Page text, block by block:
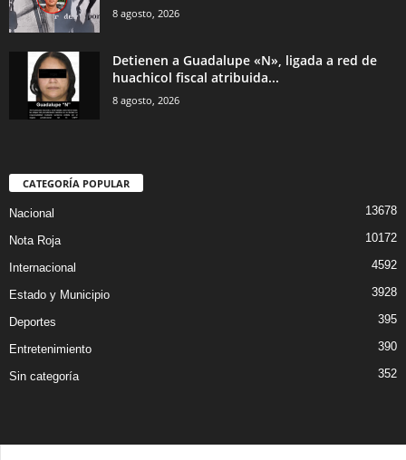
8 agosto, 2026
Detienen a Guadalupe «N», ligada a red de
huachicol fiscal atribuida...
8 agosto, 2026
CATEGORÍA POPULAR
Nacional 13678
Nota Roja 10172
Internacional 4592
Estado y Municipio 3928
Deportes 395
Entretenimiento 390
Sin categoría 352